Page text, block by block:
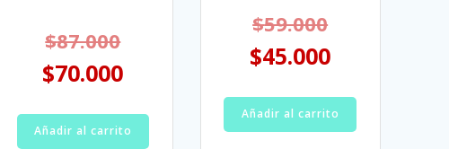
$87.000
$70.000
Añadir al carrito
$59.000
$45.000
Añadir al carrito